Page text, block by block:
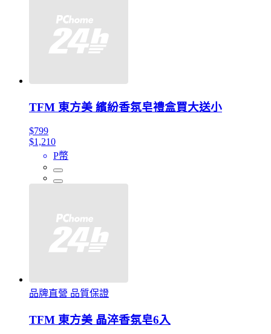
TFM 東方美 繽紛香氛皂禮盒買大送小
$799
$1,210
P幣
品牌直營 品質保證
TFM 東方美 晶淬香氛皂6入